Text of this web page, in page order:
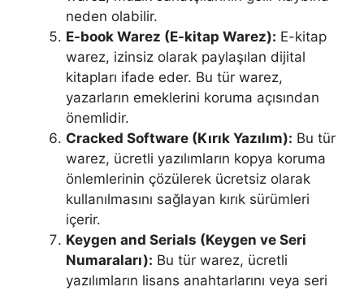
neden olabilir.
E-book Warez (E-kitap Warez): E-kitap
warez, izinsiz olarak paylaşılan dijital
kitapları ifade eder. Bu tür warez,
yazarların emeklerini koruma açısından
önemlidir.
Cracked Software (Kırık Yazılım): Bu tür
warez, ücretli yazılımların kopya koruma
önlemlerinin çözülerek ücretsiz olarak
kullanılmasını sağlayan kırık sürümleri
içerir.
Keygen and Serials (Keygen ve Seri
Numaraları): Bu tür warez, ücretli
yazılımların lisans anahtarlarını veya seri